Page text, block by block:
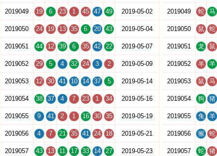
2019049 19 6 23 1 45 47 49 2019-05-02
2019050 24 19 13 35 6 20 43 2019-05-04
2019051 44 12 39 6 35 42 22 2019-05-07
2019052 29 5 4 32 24 3 2 2019-05-09
2019053 12 30 41 10 14 37 5 2019-05-14
2019054 38 37 4 7 23 1 34 2019-05-16
2019055 9 41 2 1 16 30 35 2019-05-19
2019056 4 7 21 35 41 24 18 2019-05-21
2019057 43 13 11 17 33 14 27 2019-05-23
2019049 蛇 马
2019050 鼠 蛇
2019051 龙 鼠
2019052 羊 羊
2019053 鼠 马
2019054 狗 猪
2019055 兔 羊
2019056 猴 蛇
2019057 蛇 猪